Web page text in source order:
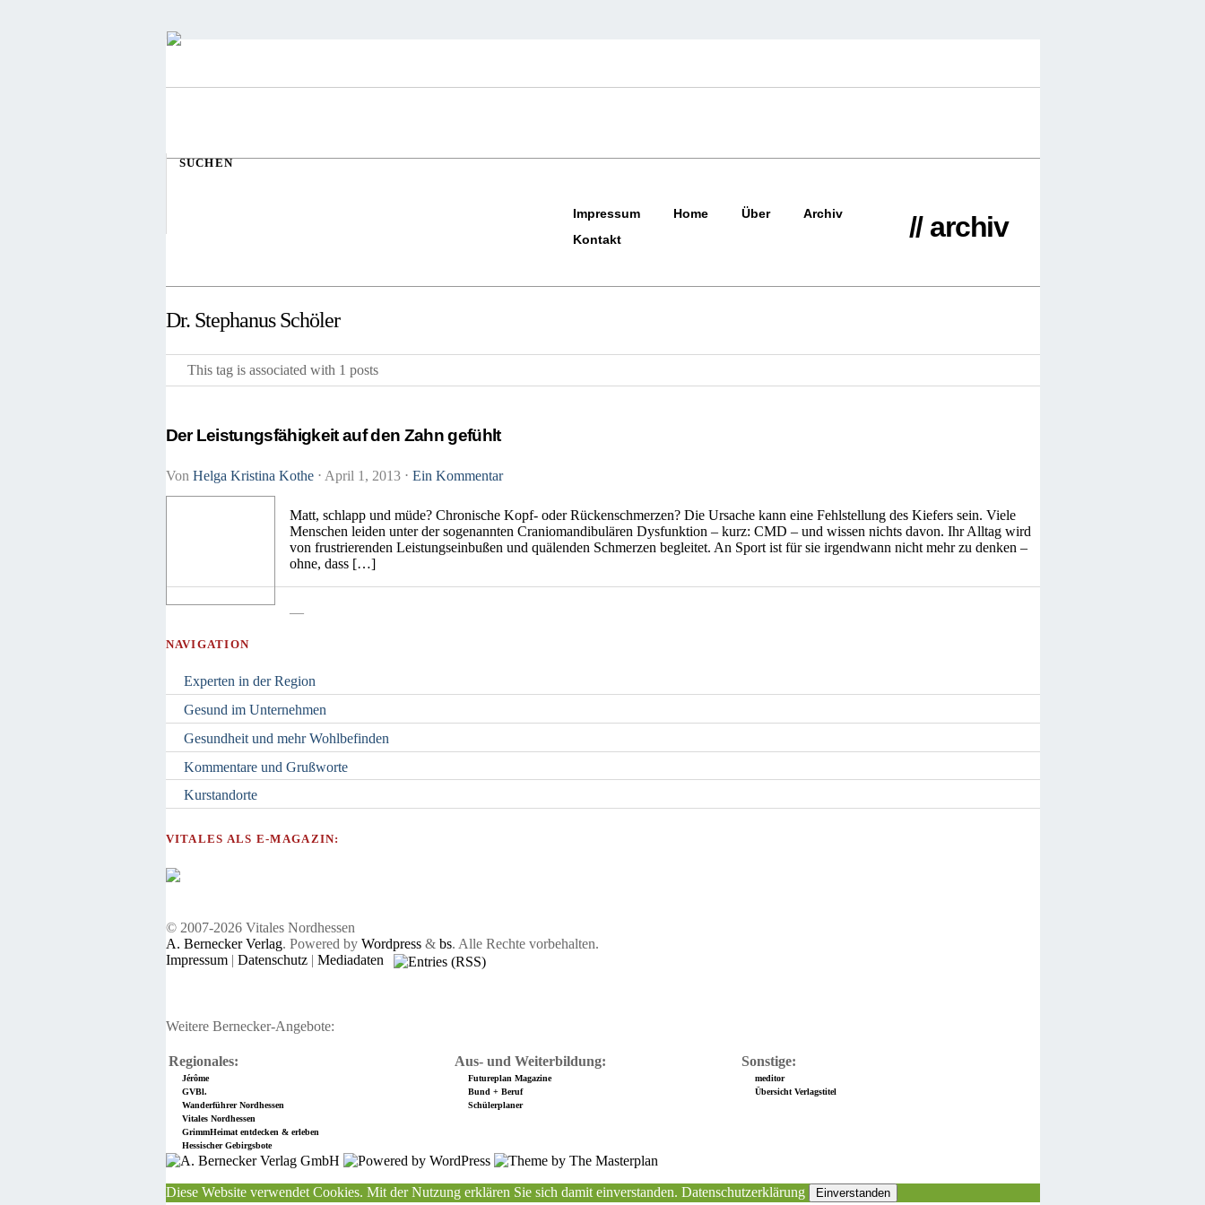
SUCHEN
Impressum Home Über
Archiv
Kontakt
// archiv
Dr. Stephanus Schöler
This tag is associated with 1 posts
Der Leistungsfähigkeit auf den Zahn gefühlt
Von Helga Kristina Kothe ⋅ April 1, 2013 ⋅ Ein Kommentar
Matt, schlapp und müde? Chronische Kopf- oder Rückenschmerzen? Die Ursache kann eine Fehlstellung des Kiefers sein. Viele
Menschen leiden unter der sogenannten Craniomandibulären Dysfunktion – kurz: CMD – und wissen nichts davon. Ihr Alltag wird
von frustrierenden Leistungseinbußen und quälenden Schmerzen begleitet. An Sport ist für sie irgendwann nicht mehr zu denken –
ohne, dass […]
—
NAVIGATION
Experten in der Region
Gesund im Unternehmen
Gesundheit und mehr Wohlbefinden
Kommentare und Grußworte
Kurstandorte
VITALES ALS E-MAGAZIN:
© 2007-2026 Vitales Nordhessen
A. Bernecker Verlag. Powered by Wordpress& bs. Alle Rechte vorbehalten.
Impressum| Datenschutz| Mediadaten
Weitere Bernecker-Angebote:
Regionales: Aus- und Weiterbildung: Sonstige:
Jérôme Futureplan Magazine
meditor
GVBl.
Bund + Beruf
Übersicht Verlagstitel
Wanderführer Nordhessen
Schülerplaner
Vitales Nordhessen
GrimmHeimat entdecken & erleben
Hessischer Gebirgsbote
Diese Website verwendet Cookies. Mit der Nutzung erklären Sie sich damit einverstanden. Datenschutzerklärung Einverstanden